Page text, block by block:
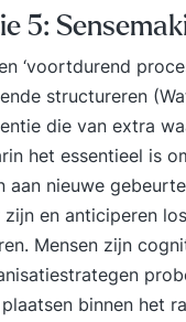
5:
‘voortdurend
structureren
die van extra
het essentieel is
aan nieuwe
en anticiperen
Mensen zijn
binnen het